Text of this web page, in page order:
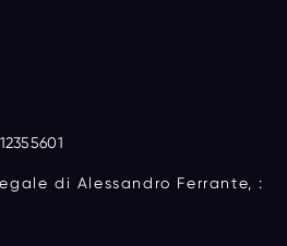
di Alessandro Ferrante, :